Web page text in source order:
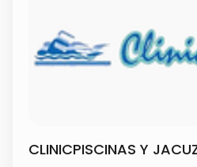
CLINICPISCINAS Y